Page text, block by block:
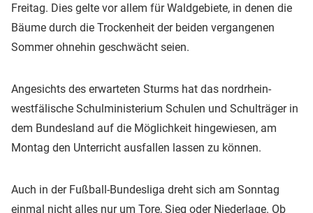
Freitag. Dies gelte vor allem für Waldgebiete, in denen die
Bäume durch die Trockenheit der beiden vergangenen
Sommer ohnehin geschwächt seien.
Angesichts des erwarteten Sturms hat das nordrhein-
westfälische Schulministerium Schulen und Schulträger in
dem Bundesland auf die Möglichkeit hingewiesen, am
Montag den Unterricht ausfallen lassen zu können.
Auch in der Fußball-Bundesliga dreht sich am Sonntag
einmal nicht alles nur um Tore, Sieg oder Niederlage. Ob